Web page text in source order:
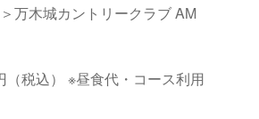
万木城カントリークラブ AM
（税込） ※昼食代・コース利用